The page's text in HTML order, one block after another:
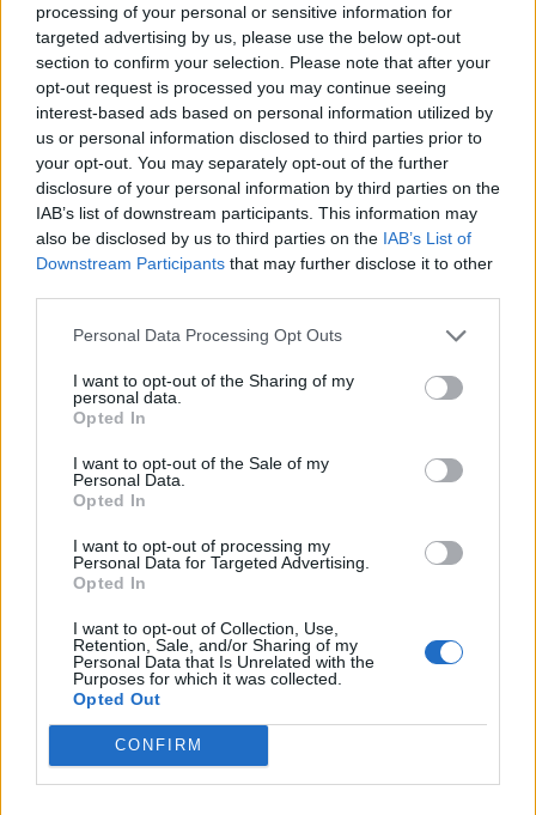
processing of your personal or sensitive information for
targeted advertising by us, please use the below opt-out
section to confirm your selection. Please note that after your
opt-out request is processed you may continue seeing
interest-based ads based on personal information utilized by
us or personal information disclosed to third parties prior to
your opt-out. You may separately opt-out of the further
disclosure of your personal information by third parties on the
IAB’s list of downstream participants. This information may
also be disclosed by us to third parties on the IAB’s List of
Downstream Participants that may further disclose it to other
Personal Data Processing Opt Outs
I want to opt-out of the Sharing of my
personal data.
Opted In
I want to opt-out of the Sale of my
Personal Data.
Opted In
I want to opt-out of processing my
Personal Data for Targeted Advertising.
Opted In
I want to opt-out of Collection, Use,
Retention, Sale, and/or Sharing of my
Personal Data that Is Unrelated with the
Purposes for which it was collected.
Opted Out
CONFIRM
Jalkapallon U21 EM-kisat 2025 – tässä
otteluohjelma ja Suomen joukkue
18.05.2025 09:10
Jalkapallon U21 EM-kisat 2025 pelataan Slovakiassa 11.-28. kesäkuuta
välisenä aikana. Tässä otteluohjelma turnaukseen! Kesällä 2025
pelattavat U21 EM-kisat tulevat olemaan ainutlaatuinen tapahtuma,
sillä toista kertaa...
Suosituimmat urheilulajit vedonlyöntiin: Mikä
tekee niistä niin suosittuja?
Nykyään urheiluvedonlyönti ei ole enää vain hupipeliä – siitä on tullut
osa urheilukulttuuria, jota miljoonat seuraavat ympäri maailmaa.
Ennustaminen saa aivan uudenlaista jännitystä, kun...